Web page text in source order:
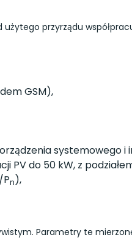
przyrządu
GSM),
systemowego i
PV do 50 kW, z
n),
Parametry te